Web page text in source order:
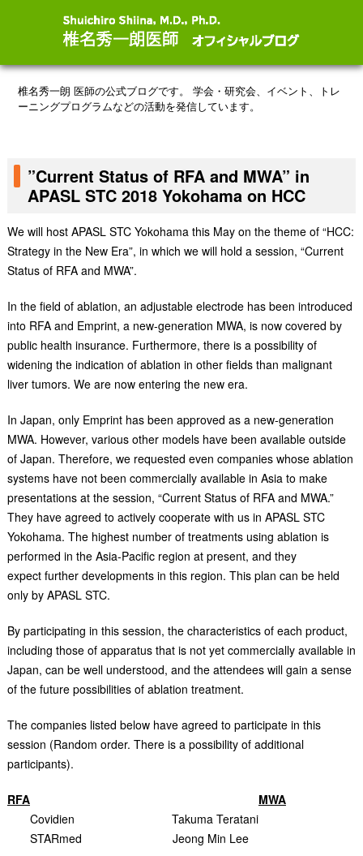
椎名秀一朗 医師の公式ブログです。
学会・研究会、イベント、トレ
ーニングプログラムなどの活動を発信しています。
”Current Status of RFA and MWA” in
APASL STC 2018 Yokohama on HCC
We will host APASL STC Yokohama this May on the theme of “HCC:
Strategy in the New Era”, in which we will hold a session, “Current
Status of RFA and MWA”.
In the field of ablation, an adjustable electrode has been introduced
into RFA and Emprint, a new-generation MWA, is now covered by
public health insurance. Furthermore, there is a possibility of
widening the indication of ablation in other fields than malignant
liver tumors. We are now entering the new era.
In Japan, only Emprint has been approved as a new-generation
MWA. However, various other models have been available outside
of Japan. Therefore, we requested even companies whose ablation
systems have not been commercially available in Asia to make
presentations at the session, “Current Status of RFA and MWA.”
They have agreed to actively cooperate with us in APASL STC
Yokohama. The highest number of treatments using ablation is
performed in the Asia-Pacific region at present, and they
expect further developments in this region. This plan can be held
only by APASL STC.
By participating in this session, the characteristics of each product,
including those of apparatus that is not yet commercially available in
Japan, can be well understood, and the attendees will gain a sense
of the future possibilities of ablation treatment.
The companies listed below have agreed to participate in this
session (Random order. There is a possibility of additional
participants).
RFA
Covidien Takuma Teratani
STARmed Jeong Min Lee
MWA